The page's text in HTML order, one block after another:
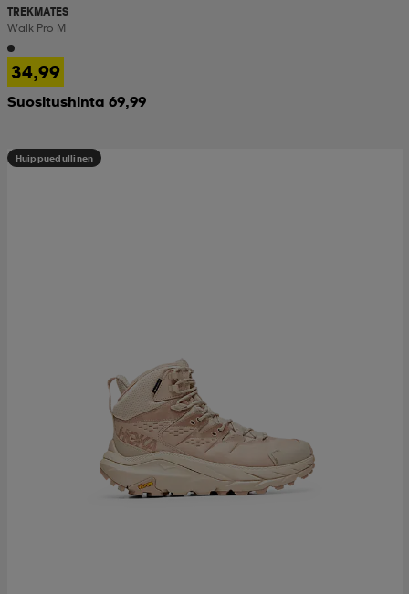
TREKMATES
Walk Pro M
34,99
Suositushinta 69,99
Huippuedullinen